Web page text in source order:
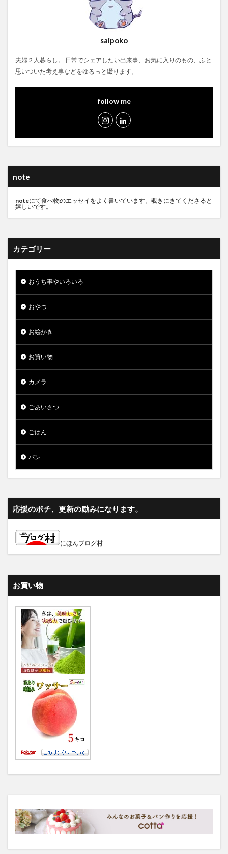
saipoko
夫婦２人暮らし。 日常でシェアしたい出来事、お気に入りのもの、ふと
思いついた考え事などをゆるっと綴ります。
follow me
note
noteにて食べ物のエッセイをよく書いています。覗きにきてくださると
嬉しいです。
カテゴリー
おうち事やいろいろ
おやつ
お絵かき
お買い物
カメラ
ごあいさつ
ごはん
パン
応援のポチ、更新の励みになります。
にほんブログ村
お買い物